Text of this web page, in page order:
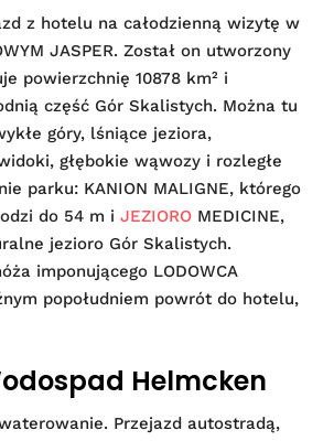
z hotelu na całodzienną wizytę w
JASPER. Został on utworzony
powierzchnię 10878 km² i
część Gór Skalistych. Można tu
góry, lśniące jeziora,
głębokie wąwozy i rozległe
parku: KANION MALIGNE, którego
do 54 m i JEZIORO MEDICINE,
jezioro Gór Skalistych.
imponującego LODOWCA
popołudniem powrót do hotelu,
Helmcken
Przejazd autostradą,